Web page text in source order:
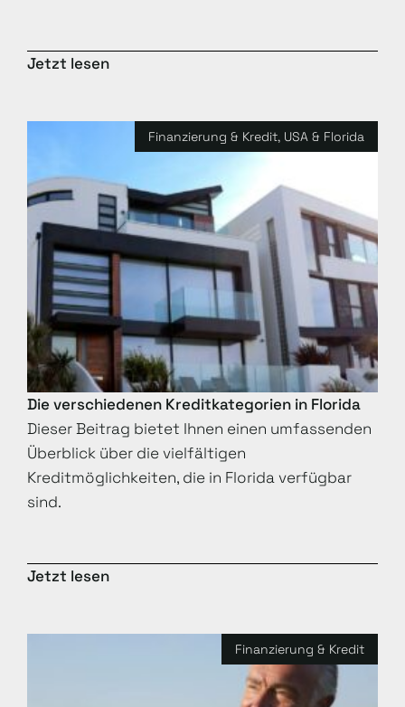
Jetzt lesen
Finanzierung & Kredit, USA & Florida
Die verschiedenen Kreditkategorien in Florida
Dieser Beitrag bietet Ihnen einen umfassenden
Überblick über die vielfältigen
Kreditmöglichkeiten, die in Florida verfügbar
sind.
Jetzt lesen
Finanzierung & Kredit